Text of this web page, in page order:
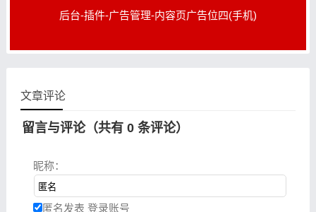
后台-插件-广告管理-内容页广告位四(手机)
文章评论
留言与评论（共有 0条评论）
昵称：
匿名发表 登录账号